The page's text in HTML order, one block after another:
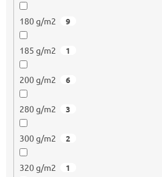
180 g/m2 9
185 g/m2 1
200 g/m2 6
280 g/m2 3
300 g/m2 2
320 g/m2 1